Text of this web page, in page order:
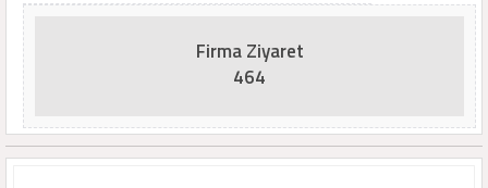
Firma Ziyaret
464